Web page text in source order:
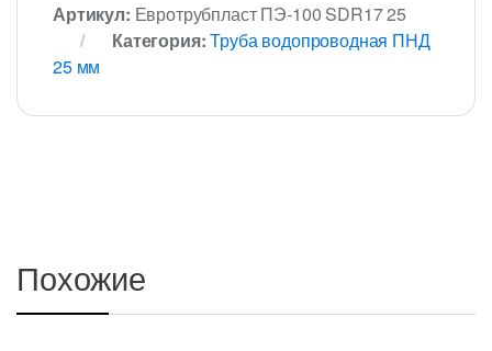
Артикул: Евротрубпласт ПЭ-100 SDR17 25
Категория:Труба водопроводная ПНД
25 мм
Похожие